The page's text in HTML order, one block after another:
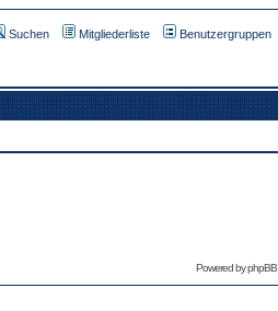
Suchen Mitgliederliste Benutzergruppen
Powered byphpBB